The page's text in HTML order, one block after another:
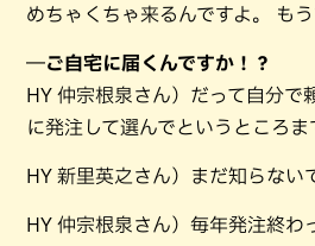
めちゃくちゃ来るんですよ。 もう
―ご自宅に届くんですか！？
HY 仲宗根泉さん）だって自分で
に発注して選んでというところ
HY 新里英之さん）まだ知らない
HY 仲宗根泉さん）毎年発注終わ